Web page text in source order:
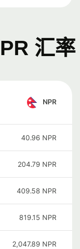
汇率
NPR
40.96 NPR
204.79 NPR
409.58 NPR
819.15 NPR
2,047.89 NPR